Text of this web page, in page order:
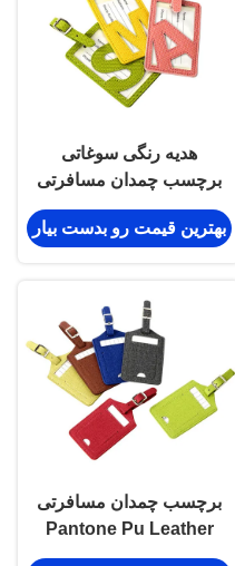
هدیه رنگی سوغاتی
برچسب چمدان مسافرتی
پنتون IMEGA
بهترین قیمت رو بدست بیار
برچسب چمدان مسافرتی
Pantone Pu Leather
Rectangle لوگوی